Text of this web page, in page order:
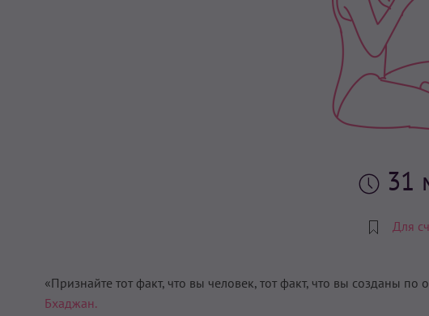
31
Для
«Признайте тот факт, что вы человек, тот факт, что вы созданы по
Бхаджан.